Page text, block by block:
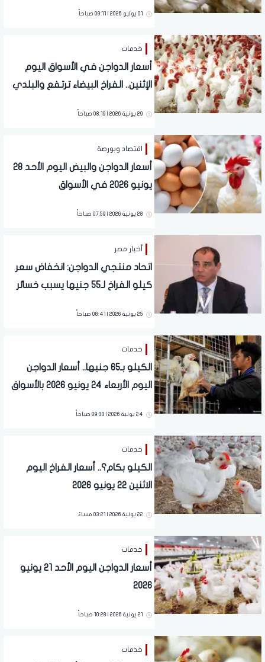
01 يوليو 2026 | 09:11 صباحاً
خدمات
أسعار الدواجن في الأسواق اليوم
الإثنين.. الفراخ البيضاء ترتفع والبلدي
29 يونية 2026 | 08:19 صباحاً
اقتصاد وبورصة
أسعار الدواجن والبيض اليوم الأحد 28
يونيو 2026 في الأسواق
28 يونية 2026 | 07:59 صباحاً
أخبار مصر
اتحاد منتجي الدواجن: انخفاض سعر
كيلو الفراخ لـ55 جنيها يسبب خسائر
25 يونية 2026 | 08:41 صباحاً
خدمات
الكيلو بـ65 جنيها.. أسعار الدواجن
اليوم الأربعاء 24 يونيو 2026 بالأسواق
24 يونية 2026 | 09:30 صباحاً
خدمات
الكيلو بكام؟.. أسعار الفراخ اليوم
الاثنين 22 يونيو 2026
22 يونية 2026 | 03:21 مساءً
خدمات
أسعار الدواجن اليوم الأحد 21 يونيو
2026
21 يونية 2026 | 10:28 صباحاً
خدمات